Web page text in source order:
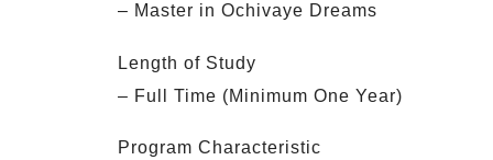
– Master in Ochivaye Dreams
Length of Study
– Full Time (Minimum One Year)
Program Characteristic